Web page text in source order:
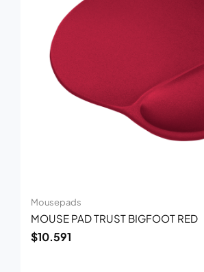
Mousepads
MOUSE PAD TRUST BIGFOOT RED
$10.591